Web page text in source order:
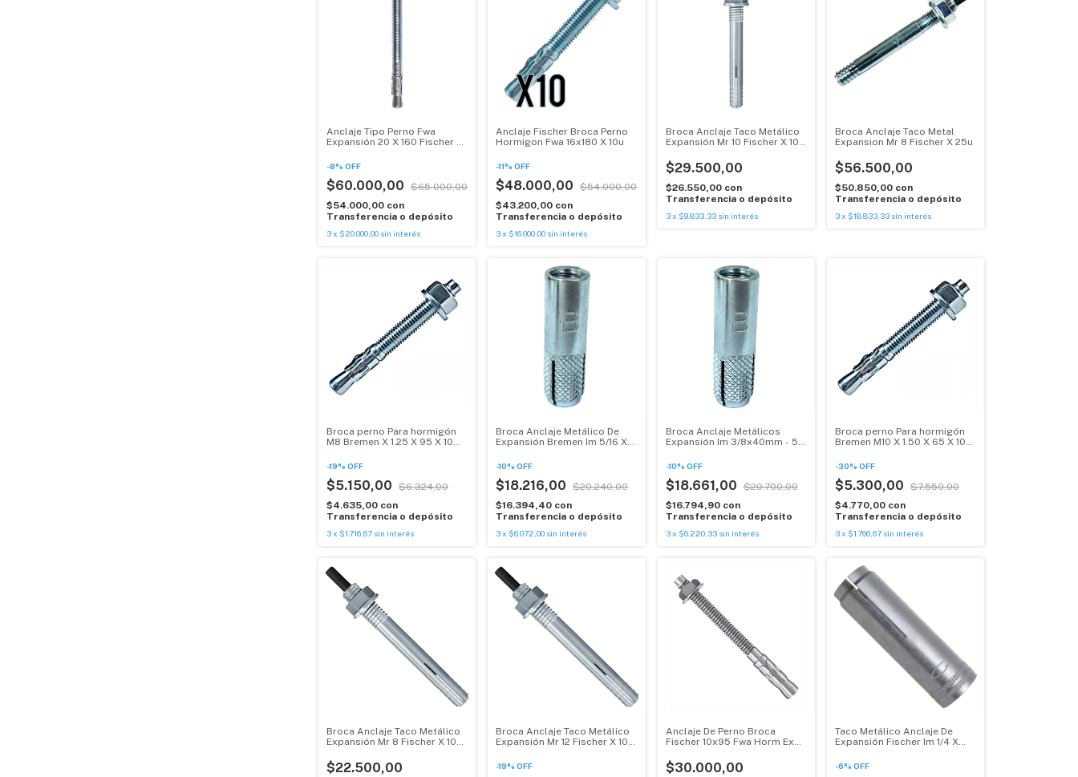
Anclaje Tipo Perno Fwa
Expansión 20 X 160 Fischer X
-8% OFF
$60.000,00
$65.000,00
$54.000,00 con
Transferencia o depósito
3x $20.000,00 sin interés
Anclaje Fischer Broca Perno
Hormigon Fwa 16x180 X 10u
-11%OFF
$48.000,00
$54.000,00
$43.200,00 con
Transferencia o depósito
3x $16.000,00 sin interés
Broca Anclaje Taco Metálico
Expansión Mr 10 Fischer X 10
$29.500,00
$26.550,00 con
Transferencia o depósito
3 x $9.833,33 sin interés
Broca Anclaje Taco Metal
Expansion Mr 8 Fischer X 25u
$56.500,00
$50.850,00 con
Transferencia o depósito
3x $18.833,33 sin interés
Broca perno Para hormigón
M8 Bremen X 1.25 X 95 X 10
-19% OFF
$5.150,00
$6.324,00
$4.635,00 con
Transferencia o depósito
3x $1.716,67 sin interés
Broca Anclaje Metálico De
Expansión Bremen Im 5/16 X
-10%OFF
$18.216,00
$20.240,00
$16.394,40 con
Transferencia o depósito
3x $6.072,00 sin interés
Broca Anclaje Metálicos
Expansión Im 3/8x40mm - 50
-10% OFF
$18.661,00
$20.700,00
$16.794,90 con
Transferencia o depósito
3 x $6.220,33 sin interés
Broca perno Para hormigón
Bremen M10 X 1.50 X 65 X 10
-30% OFF
$5.300,00
$7.550,00
$4.770,00 con
Transferencia o depósito
3x $1.766,67 sin interés
Broca Anclaje Taco Metálico
Expansión Mr 8 Fischer X 10
$22.500,00
Broca Anclaje Taco Metálico
Expansión Mr 12 Fischer X 10
-19%OFF
Anclaje De Perno Broca
Fischer 10x95 Fwa Horm Exp
$30.000,00
Taco Metálico Anclaje De
Expansión Fischer Im 1/4 X
-6% OFF